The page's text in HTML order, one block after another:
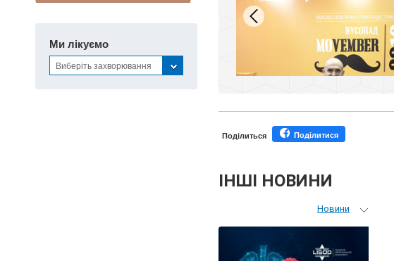
Ми лікуємо
Виберіть захворювання
Поділиться Поділитися
ІНШІ НОВИНИ
Новини
Персональний гід
Майстер-класи для лікарів